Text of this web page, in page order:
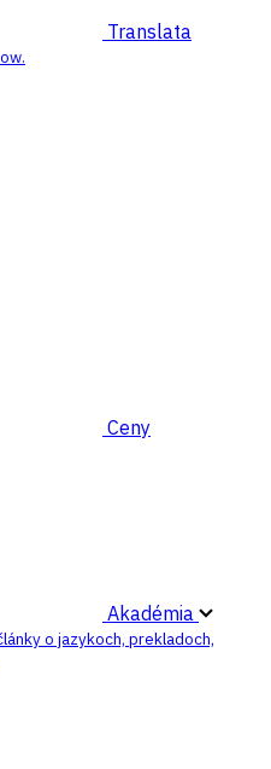
Translata
Ceny
Akadémia
o jazykoch, prekladoch,